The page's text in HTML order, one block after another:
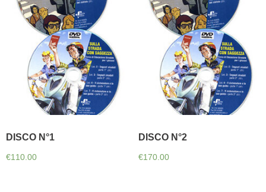
DISCO N°1
€110.00
DISCO N°2
€170.00